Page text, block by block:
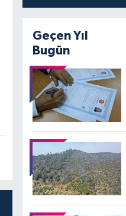
Geçen Yıl
Bugün